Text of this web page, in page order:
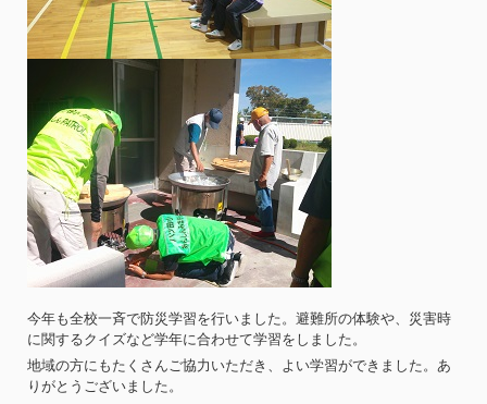
今年も全校一斉で防災学習を行いました。避難所の体験や、災害時
に関するクイズなど学年に合わせて学習をしました。
地域の方にもたくさんご協力いただき、よい学習ができました。あ
りがとうございました。